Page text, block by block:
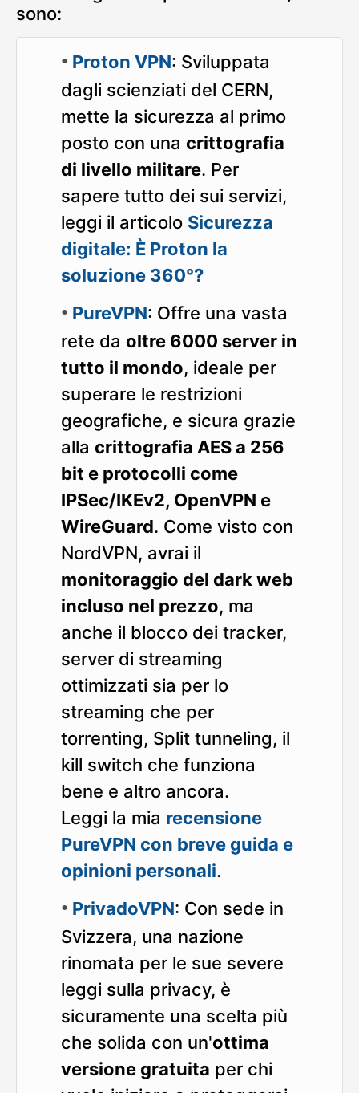
sono:
Proton VPN: Sviluppata
dagli scienziati del CERN,
mette la sicurezza al primo
posto con una crittografia
di livello militare. Per
sapere tutto dei sui servizi,
leggi il articolo Sicurezza
digitale: È Proton la
soluzione 360°?
PureVPN: Offre una vasta
rete da oltre 6000 server in
tutto il mondo, ideale per
superare le restrizioni
geografiche, e sicura grazie
alla crittografia AES a 256
bit e protocolli come
IPSec/IKEv2, OpenVPN e
WireGuard. Come visto con
NordVPN, avrai il
monitoraggio del dark web
incluso nel prezzo, ma
anche il blocco dei tracker,
server di streaming
ottimizzati sia per lo
streaming che per
torrenting, Split tunneling, il
kill switch che funziona
bene e altro ancora.
Leggi la mia recensione
PureVPN con breve guida e
opinioni personali.
PrivadoVPN: Con sede in
Svizzera, una nazione
rinomata per le sue severe
leggi sulla privacy, è
sicuramente una scelta più
che solida con un'ottima
versione gratuita per chi